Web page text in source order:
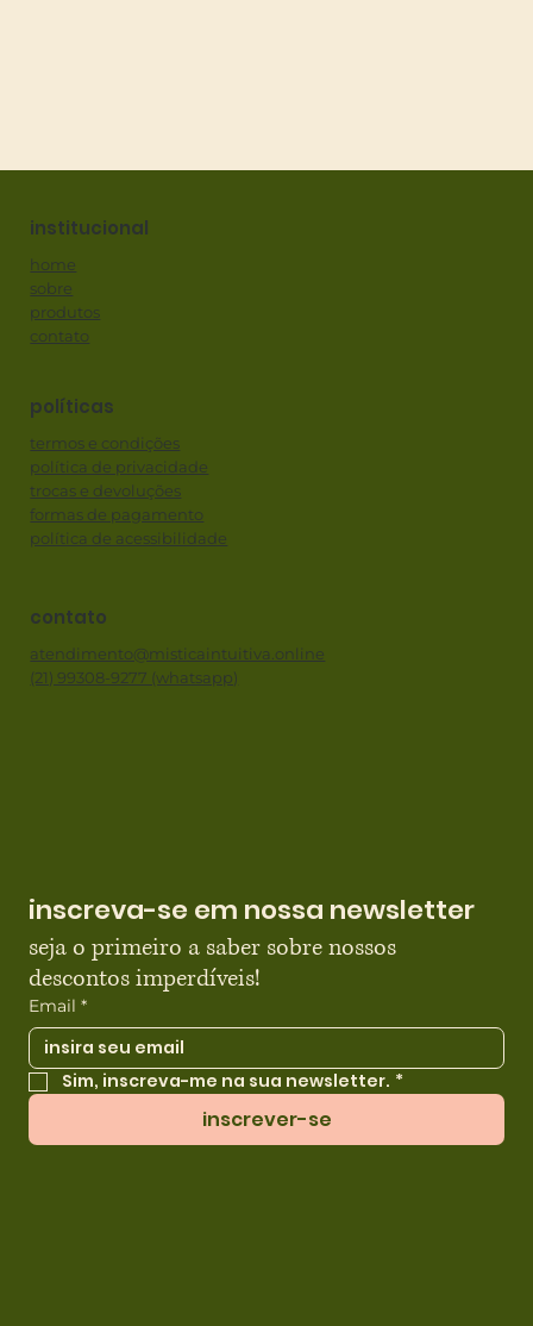
institucional
home
sobre
produtos
contato
políticas
termos e condições
política de privacidade
trocas e devoluções
formas de pagamento
política de acessibilidade
contato
atendimento@misticaintuitiva.online
(21) 99308-9277 (whatsapp)
inscreva-se em nossa newsletter
seja o primeiro a saber sobre nossos
descontos imperdíveis!
Email *
Sim, inscreva-me na sua newsletter. *
inscrever-se